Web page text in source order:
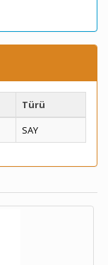
Türü
SAY